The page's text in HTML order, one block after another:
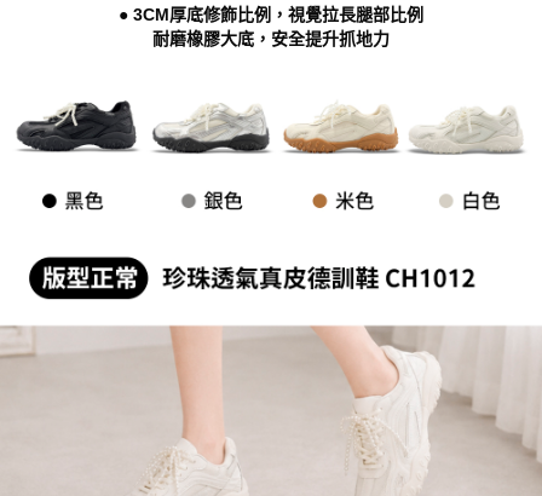
５．嚴禁一人註冊多個帳號或使用他人資訊註冊。若發現惡意使用之情形，
恩沛科技股份有限公司將有權停止該用戶之使用額度並採取法律行動。
● 3CM厚底修飾比例，視覺拉長腿部比例
耐磨橡膠大底，安全提升抓地力